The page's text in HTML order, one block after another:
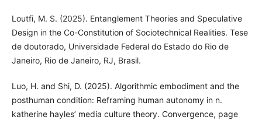
Loutfi, M. S. (2025). Entanglement Theories and Speculative
Design in the Co-Constitution of Sociotechnical Realities. Tese
de doutorado, Universidade Federal do Estado do Rio de
Janeiro, Rio de Janeiro, RJ, Brasil.
Luo, H. and Shi, D. (2025). Algorithmic embodiment and the
posthuman condition: Reframing human autonomy in n.
katherine hayles’ media culture theory. Convergence, page